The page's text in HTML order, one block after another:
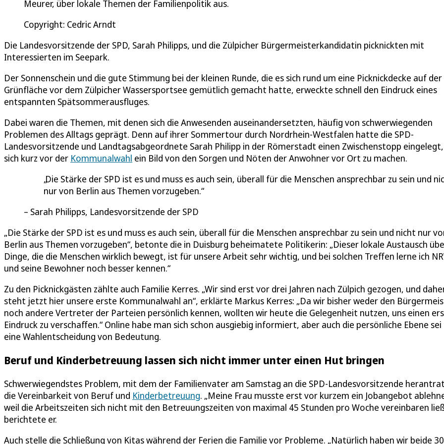
Meurer, über lokale Themen der Familienpolitik aus.
Copyright: Cedric Arndt
Die Landesvorsitzende der SPD, Sarah Philipps, und die Zülpicher Bürgermeisterkandidatin picknickten mit
Interessierten im Seepark.
Der Sonnenschein und die gute Stimmung bei der kleinen Runde, die es sich rund um eine Picknickdecke auf der
Grünfläche vor dem Zülpicher Wassersportsee gemütlich gemacht hatte, erweckte schnell den Eindruck eines
entspannten Spätsommerausfluges.
Dabei waren die Themen, mit denen sich die Anwesenden auseinandersetzten, häufig von schwerwiegenden
Problemen des Alltags geprägt. Denn auf ihrer Sommertour durch Nordrhein-Westfalen hatte die SPD-
Landesvorsitzende und Landtagsabgeordnete Sarah Philipp in der Römerstadt einen Zwischenstopp
sich kurz vor der Kommunalwahl ein Bild von den Sorgen und Nöten der Anwohner vor Ort zu machen.
Die Stärke der SPD ist es und muss es auch sein, überall für die Menschen ansprechbar zu sein und
nur von Berlin aus Themen vorzugeben.
Sarah Philipps, Landesvorsitzende der SPD
„Die Stärke der SPD ist es und muss es auch sein, überall für die Menschen ansprechbar zu sein und nicht nur
Berlin aus Themen vorzugeben“, betonte die in Duisburg beheimatete Politikerin: „Dieser lokale Austausch
Dinge, die die Menschen wirklich bewegt, ist für unsere Arbeit sehr wichtig, und bei solchen Treffen lerne ich
und seine Bewohner noch besser kennen.“
Zu den Picknickgästen zählte auch Familie Kerres. „Wir sind erst vor drei Jahren nach Zülpich gezogen, und
steht jetzt hier unsere erste Kommunalwahl an“, erklärte Markus Kerres: „Da wir bisher weder den
noch andere Vertreter der Parteien persönlich kennen, wollten wir heute die Gelegenheit nutzen, uns einen
Eindruck zu verschaffen.“ Online habe man sich schon ausgiebig informiert, aber auch die persönliche Ebene
eine Wahlentscheidung von Bedeutung.
Beruf und Kinderbetreuung lassen sich nicht immer unter einen Hut bringen
Schwerwiegendstes Problem, mit dem der Familienvater am Samstag an die SPD-Landesvorsitzende
die Vereinbarkeit von Beruf und Kinderbetreuung. „Meine Frau musste erst vor kurzem ein Jobangebot
weil die Arbeitszeiten sich nicht mit den Betreuungszeiten von maximal 45 Stunden pro Woche vereinbaren
berichtete er.
Auch stelle die Schließung von Kitas während der Ferien die Familie vor Probleme. „Natürlich haben wir beide 30